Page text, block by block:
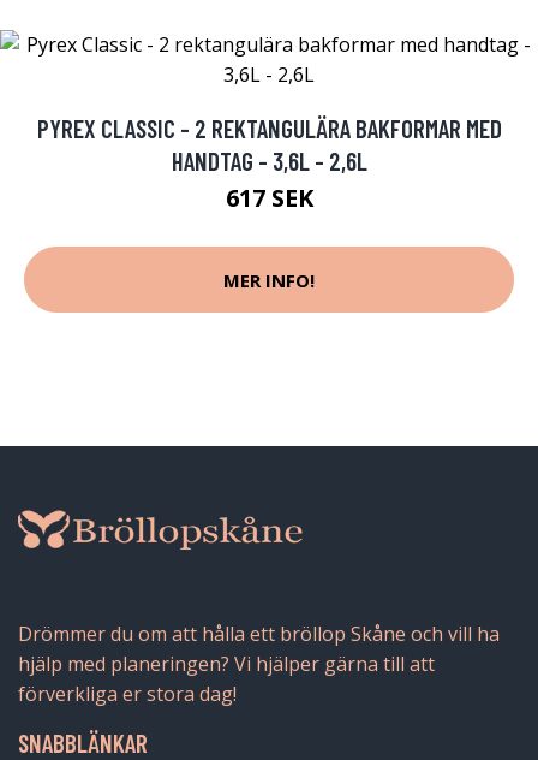
PYREX CLASSIC - 2 REKTANGULÄRA BAKFORMAR MED
HANDTAG - 3,6L - 2,6L
617 SEK
MER INFO!
Drömmer du om att hålla ett bröllop Skåne och vill ha
hjälp med planeringen? Vi hjälper gärna till att
förverkliga er stora dag!
SNABBLÄNKAR